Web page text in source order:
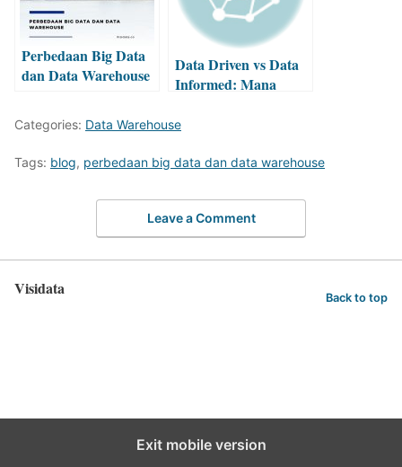
Perbedaan Big Data
dan Data Warehouse
Data Driven vs Data
Informed: Mana
Categories: Data Warehouse
Tags: blog, perbedaan big data dan data warehouse
Leave a Comment
Visidata Back to top
Exit mobile version